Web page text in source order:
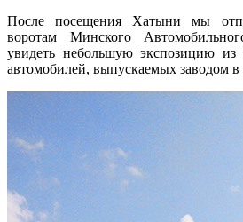
После посещения Хатыни мы
воротам Минского
увидеть небольшую экспозицию
автомобилей, выпускаемых заводом